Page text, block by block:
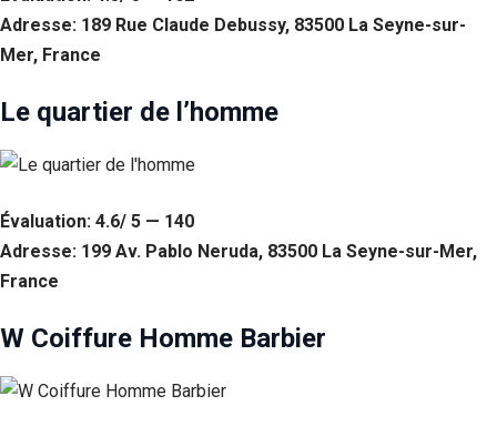
Adresse: 189 Rue Claude Debussy, 83500 La Seyne-sur-
Mer, France
Le quartier de l’homme
Évaluation: 4.6/ 5 — 140
Adresse: 199 Av. Pablo Neruda, 83500 La Seyne-sur-Mer,
France
W Coiffure Homme Barbier